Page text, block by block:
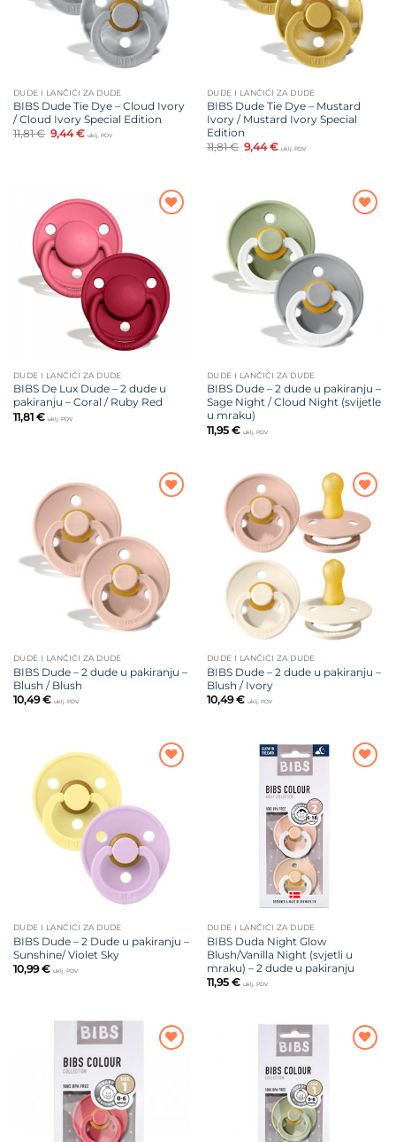
DUDE I LANČIĆI ZA DUDE
BIBS Dude Tie Dye – Cloud Ivory
/ Cloud Ivory Special Edition
11,81€ Izvorna
cijena
9,44€Trenutna
uklj. PDV
DUDE I LANČIĆI ZA DUDE
BIBS Dude Tie Dye – Mustard
Ivory / Mustard Ivory Special
Edition
11,81€ Izvorna
cijena
9,44€Trenutna
uklj. PDV
DUDE I LANČIĆI ZA DUDE
BIBS De Lux Dude – 2 dude u
pakiranju – Coral / Ruby Red
11,81 € uklj. PDV
DUDE I LANČIĆI ZA DUDE
BIBS Dude – 2 dude u pakiranju –
Sage Night / Cloud Night (svijetle
u mraku)
11,95 € uklj. PDV
DUDE I LANČIĆI ZA DUDE
BIBS Dude – 2 dude u pakiranju –
Blush / Blush
10,49€ uklj. PDV
Dodajte
na listu
želja
DUDE I LANČIĆI ZA DUDE
BIBS Dude – 2 dude u pakiranju –
Blush / Ivory
10,49€ uklj. PDV
DUDE I LANČIĆI ZA DUDE
BIBS Dude – 2 Dude u pakiranju –
Sunshine/ Violet Sky
10,99€ uklj. PDV
DUDE I LANČIĆI ZA DUDE
BIBS Duda Night Glow
Blush/Vanilla Night (svjetli u
mraku) – 2 dude u pakiranju
11,95 € uklj. PDV